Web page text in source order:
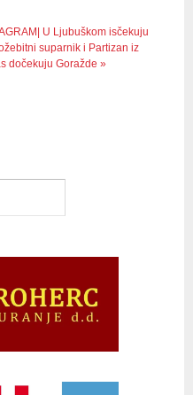
U Ljubuškom isčekuju
suparnik i Partizan iz
dočekuju Goražde »